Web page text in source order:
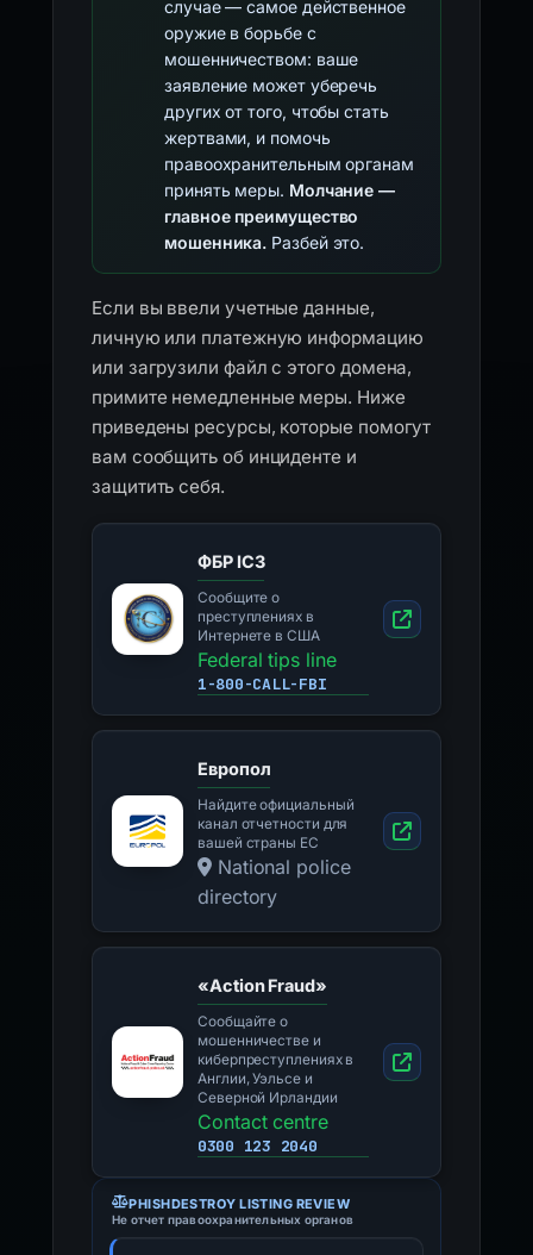
случае — самое действенное
оружие в борьбе с
мошенничеством: ваше
заявление может уберечь
других от того, чтобы стать
жертвами, и помочь
правоохранительным органам
принять меры. Молчание —
главное преимущество
мошенника. Разбей это.
Если вы ввели учетные данные,
личную или платежную информацию
или загрузили файл с этого домена,
примите немедленные меры. Ниже
приведены ресурсы, которые помогут
вам сообщить об инциденте и
защитить себя.
ФБР IC3
Сообщите о
преступлениях в
Интернете в США
Federal tips line
1-800-CALL-FBI
Европол
Найдите официальный
канал отчетности для
вашей страны ЕС
National police
directory
«Action Fraud»
Сообщайте о
мошенничестве и
киберпреступлениях в
Англии, Уэльсе и
Северной Ирландии
Contact centre
0300 123 2040
PHISHDESTROY LISTING REVIEW
Не отчет правоохранительных органов